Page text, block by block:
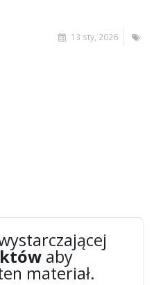
13 sty, 2026
aby
materiał.